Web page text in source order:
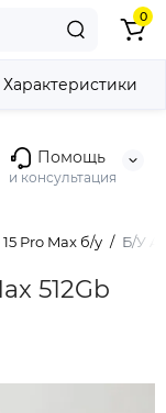
Помощь
и консультация
0
Pro Max б/у Б/У
512Gb
Характеристики